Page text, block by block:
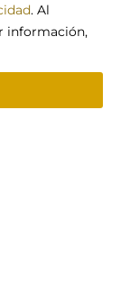
. Al
información,